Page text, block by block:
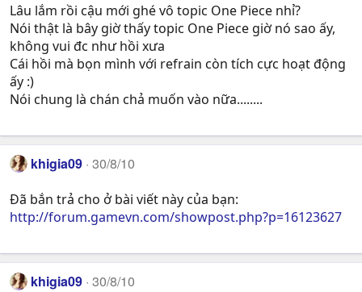
Lâu lắm rồi cậu mới ghé vô topic One Piece nhỉ?
Nói thật là bây giờ thấy topic One Piece giờ nó sao ấy,
không vui đc như hồi xưa
Cái hồi mà bọn mình với refrain còn tích cực hoạt động
ấy :)
Nói chung là chán chả muốn vào nữa........
khigia09 30/8/10
Đã bắn trả cho ở bài viết này của bạn:
http://forum.gamevn.com/showpost.php?p=16123627
khigia09 30/8/10